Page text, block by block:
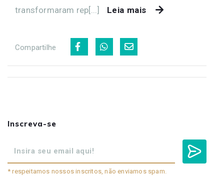
transformaram rep[...]
Leia mais
Compartilhe
Inscreva-se
* respeitamos nossos inscritos, não enviamos spam.